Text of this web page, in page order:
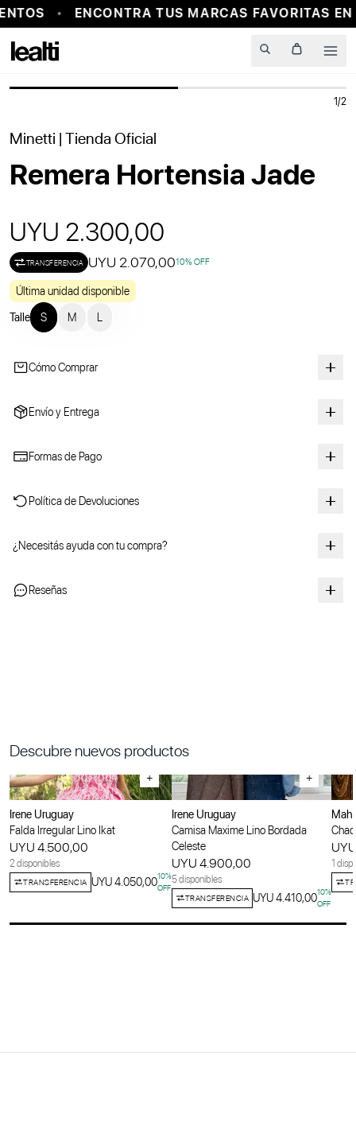
ENCONTRA TUS MARCAS FAVORITAS
PROBADOR VIRTUAL
1/2
Minetti | Tienda Oficial
Remera Hortensia Jade
UYU 2.300,00
TRANSFERENCIA UYU 2.070,0010% OFF
Última unidad disponible
Talle S M L
Cómo Comprar
Envío y Entrega
Formas de Pago
Política de Devoluciones
¿Necesitás ayuda con tu compra?
Reseñas
Descubre nuevos productos
+
Irene Uruguay
Falda Irregular Lino Ikat
UYU 4.500,00
2 disponibles
TRANSFERENCIA UYU 4.050,0010%
OFF
+
Irene Uruguay
Camisa Maxime Lino Bordada
Celeste
UYU 4.900,00
5 disponibles
TRANSFERENCIA UYU 4.410,0010%
OFF
1